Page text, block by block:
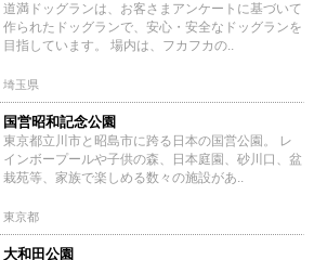
道満ドッグランは、お客さまアンケートに基づいて
作られたドッグランで、安心・安全なドッグランを
目指しています。 場内は、フカフカの..
埼玉県
国営昭和記念公園
東京都立川市と昭島市に跨る日本の国営公園。 レ
インボープールや子供の森、日本庭園、砂川口、盆
栽苑等、家族で楽しめる数々の施設があ..
東京都
大和田公園